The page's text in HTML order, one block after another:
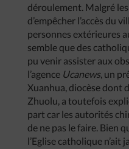
déroulement. Malgré
d’empêcher l’accès du
personnes extérieures
semble que des
pu venir assister aux
l’agence Ucanews, un
Xuanhua, diocèse dont
Zhuolu, a toutefois
part car les autorités
de ne pas le faire. Bien
l’Eglise catholique n’ait